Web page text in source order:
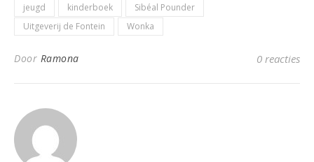
jeugd kinderboek
Sibéal Pounder
Uitgeverij de Fontein
Wonka
Door Ramona 0 reacties